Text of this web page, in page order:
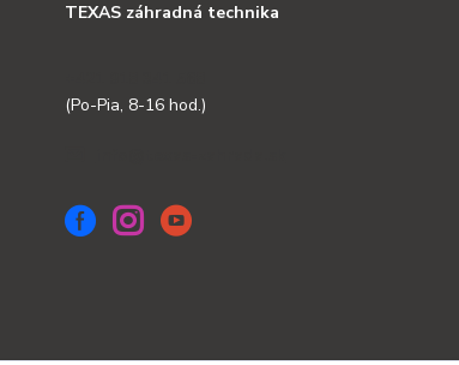
TEXAS záhradná technika
(Po-Pia, 8-16 hod.)